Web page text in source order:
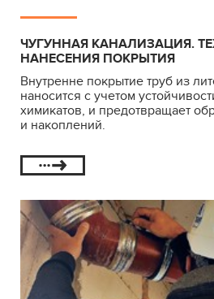
ЧУГУННАЯ КАНАЛИЗАЦИЯ.
НАНЕСЕНИЯ ПОКРЫТИЯ
Внутренне покрытие труб из
наносится с учетом
химикатов, и предотвращает
и накоплений.